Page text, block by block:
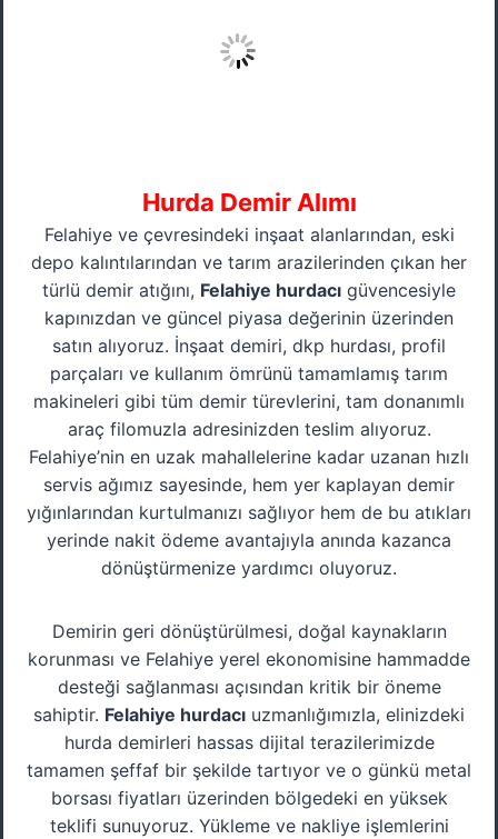
Hurda Demir Alımı
Felahiye ve çevresindeki inşaat alanlarından, eski
depo kalıntılarından ve tarım arazilerinden çıkan her
türlü demir atığını, Felahiye hurdacı güvencesiyle
kapınızdan ve güncel piyasa değerinin üzerinden
satın alıyoruz. İnşaat demiri, dkp hurdası, profil
parçaları ve kullanım ömrünü tamamlamış tarım
makineleri gibi tüm demir türevlerini, tam donanımlı
araç filomuzla adresinizden teslim alıyoruz.
Felahiye’nin en uzak mahallelerine kadar uzanan hızlı
servis ağımız sayesinde, hem yer kaplayan demir
yığınlarından kurtulmanızı sağlıyor hem de bu atıkları
yerinde nakit ödeme avantajıyla anında kazanca
dönüştürmenize yardımcı oluyoruz.
Demirin geri dönüştürülmesi, doğal kaynakların
korunması ve Felahiye yerel ekonomisine hammadde
desteği sağlanması açısından kritik bir öneme
sahiptir. Felahiye hurdacı uzmanlığımızla, elinizdeki
hurda demirleri hassas dijital terazilerimizde
tamamen şeffaf bir şekilde tartıyor ve o günkü metal
borsası fiyatları üzerinden bölgedeki en yüksek
teklifi sunuyoruz. Yükleme ve nakliye işlemlerini